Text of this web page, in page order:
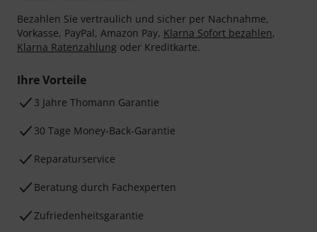
Bezahlen Sie vertraulich und sicher per Nachnahme,
Vorkasse, PayPal, Amazon Pay, Klarna Sofort bezahlen,
Klarna Ratenzahlung oder Kreditkarte.
Ihre Vorteile
3 Jahre Thomann Garantie
30 Tage Money-Back-Garantie
Reparaturservice
Beratung durch Fachexperten
Zufriedenheitsgarantie